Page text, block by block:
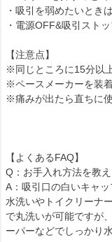
・吸引を弱めたいとき
・電源OFF&吸引スト
【注意点】
※同じところに15分以
※ペースメーカーを装
※痛みが出たら直ちに
【よくあるFAQ】
Q：お手入れ方法を教え
A：吸引口の白いキャ
水洗いやトイクリーナ
で丸洗いが可能ですが
ーパーなどでしっかり